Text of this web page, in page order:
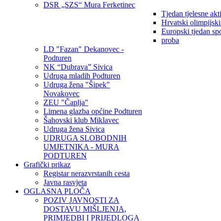
DSR „SZS“ Mura Ferketinec
Tjedan tjelesne
Hrvatski olimpijski
Europski tjedan
proba
LD "Fazan" Dekanovec -
Podturen
NK “Dubrava” Sivica
Udruga mladih Podturen
Udruga žena "Šipek"
Novakovec
ZEU "Čaplja"
Limena glazba općine Podturen
Šahovski klub Miklavec
Udruga žena Sivica
UDRUGA SLOBODNIH
UMJETNIKA - MURA
PODTUREN
Grafički prikaz
Registar nerazvrstanih cesta
Javna rasvjeta
OGLASNA PLOČA
POZIV JAVNOSTI ZA
DOSTAVU MIŠLJENJA,
PRIMJEDBI I PRIJEDLOGA